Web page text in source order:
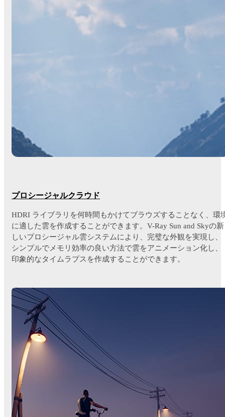
プロシージャルクラウド
HDRI ライブラリを何時間もかけてブラウズすることなく、環
に適した雲を作成することができます。V-Ray Sun and Skyの新
しいプロシージャル雲システムにより、完璧な外観を実現し、
シンプルでメモリ効率の良い方法で雲をアニメーション化し、
印象的なタイムラプスを作成することができます。